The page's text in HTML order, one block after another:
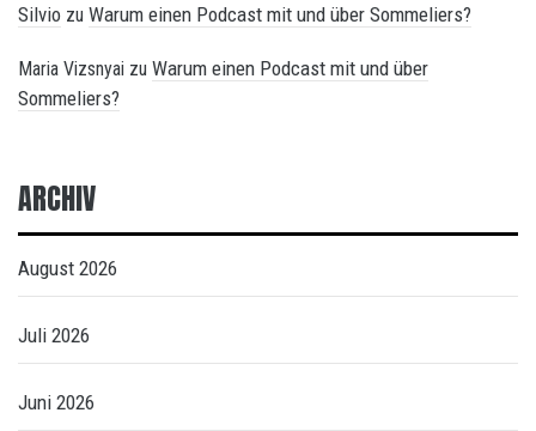
Silvio zu Warum einen Podcast mit und über Sommeliers?
Maria Vizsnyai zu Warum einen Podcast mit und über
Sommeliers?
ARCHIV
August 2026
Juli 2026
Juni 2026